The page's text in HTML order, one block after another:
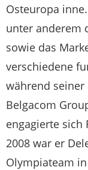
Osteuropa
unter anderem
sowie das
verschiedene
während
Belgacom
engagierte sich
2008 war er
Olympiateam